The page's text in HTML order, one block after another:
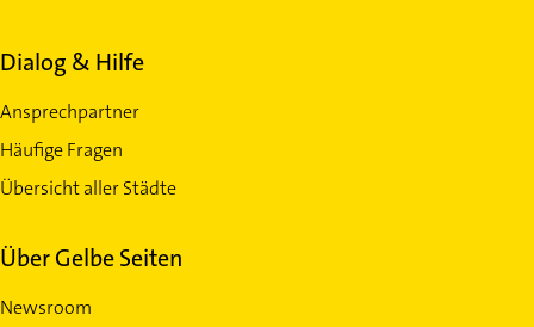
Dialog & Hilfe
Ansprechpartner
Häufige Fragen
Übersicht aller Städte
Über Gelbe Seiten
Newsroom